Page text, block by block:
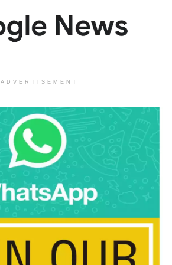
ADVERTISEMENT